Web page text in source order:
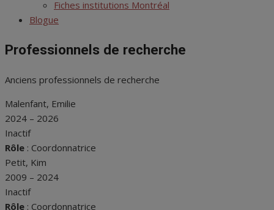
Fiches institutions Montréal
Blogue
Professionnels de recherche
Anciens professionnels de recherche
Malenfant, Emilie
2024 – 2026
Inactif
Rôle : Coordonnatrice
Petit, Kim
2009 – 2024
Inactif
Rôle : Coordonnatrice